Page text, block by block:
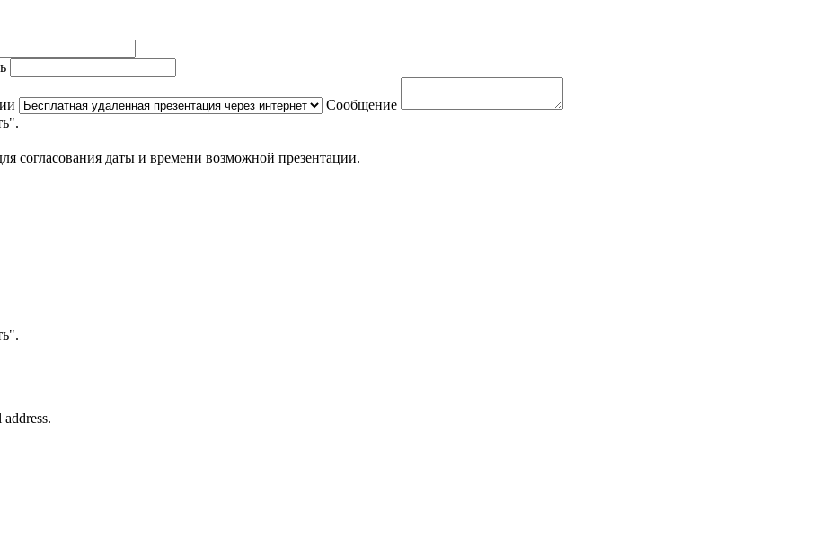
Сообщение
согласования даты и времени возможной презентации.